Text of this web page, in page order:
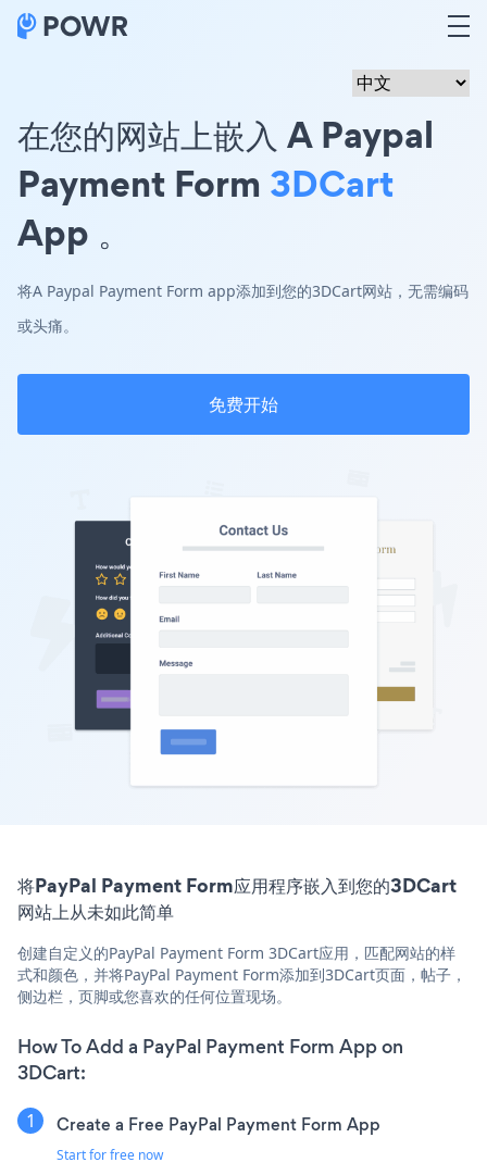
在您的网站上嵌入 A Paypal
Payment Form 3DCart
App 。
将A Paypal Payment Form app添加到您的3DCart网站，无需编码
或头痛。
免费开始
将PayPal Payment Form应用程序嵌入到您的3DCart
网站上从未如此简单
创建自定义的PayPal Payment Form 3DCart应用，匹配网站的样
式和颜色，并将PayPal Payment Form添加到3DCart页面，帖子，
侧边栏，页脚或您喜欢的任何位置现场。
How To Add a PayPal Payment Form App on
3DCart:
Create a Free PayPal Payment Form App
Start for free now